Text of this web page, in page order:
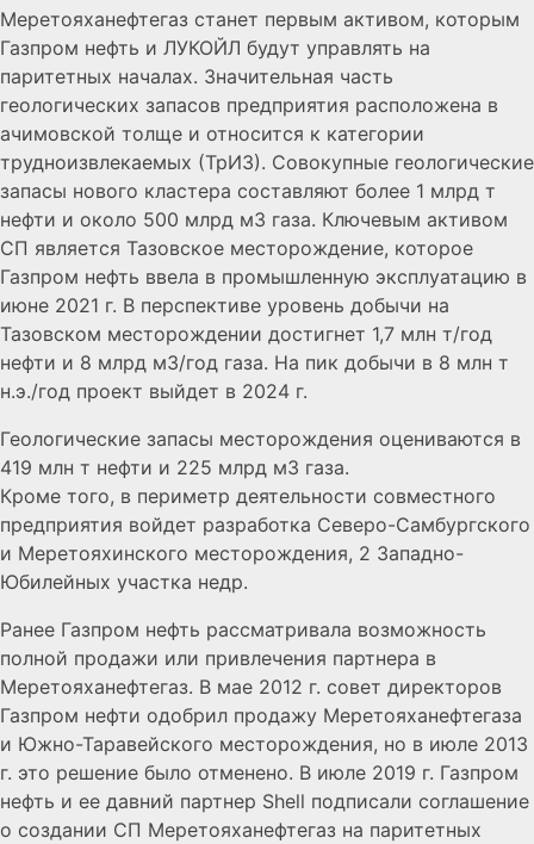
Меретояханефтегаз станет первым активом, которым
Газпром нефть и ЛУКОЙЛ будут управлять на
паритетных началах. Значительная часть
геологических запасов предприятия расположена в
ачимовской толще и относится к категории
трудноизвлекаемых (ТрИЗ). Совокупные геологические
запасы нового кластера составляют более 1 млрд т
нефти и около 500 млрд м3 газа. Ключевым активом
СП является Тазовское месторождение, которое
Газпром нефть ввела в промышленную эксплуатацию в
июне 2021 г. В перспективе уровень добычи на
Тазовском месторождении достигнет 1,7 млн т/год
нефти и 8 млрд м3/год газа. На пик добычи в 8 млн т
н.э./год проект выйдет в 2024 г.
Геологические запасы месторождения оцениваются в
419 млн т нефти и 225 млрд м3 газа.
Кроме того, в периметр деятельности совместного
предприятия войдет разработка Северо-Самбургского
и Меретояхинского месторождения, 2 Западно-
Юбилейных участка недр.
Ранее Газпром нефть рассматривала возможность
полной продажи или привлечения партнера в
Меретояханефтегаз. В мае 2012 г. совет директоров
Газпром нефти одобрил продажу Меретояханефтегаза
и Южно-Таравейского месторождения, но в июле 2013
г. это решение было отменено. В июле 2019 г. Газпром
нефть и ее давний партнер Shell подписали соглашение
о создании СП Меретояханефтегаз на паритетных